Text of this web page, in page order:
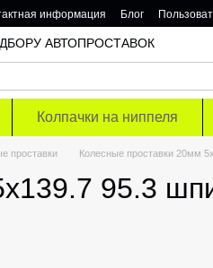
информация Блог
АВТОПРОСТАВОК
Колпачки на ниппеля
проставки Колесные проставки 20мм
95.3